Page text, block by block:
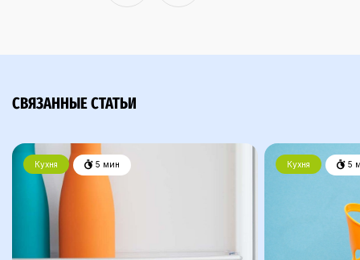
СВЯЗАННЫЕ СТАТЬИ
Кухня 5 мин Кухня 5